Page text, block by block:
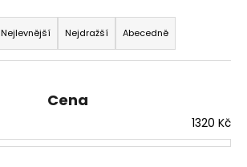
Nejlevnější Nejdražší Abecedně
Cena
1320 Kč